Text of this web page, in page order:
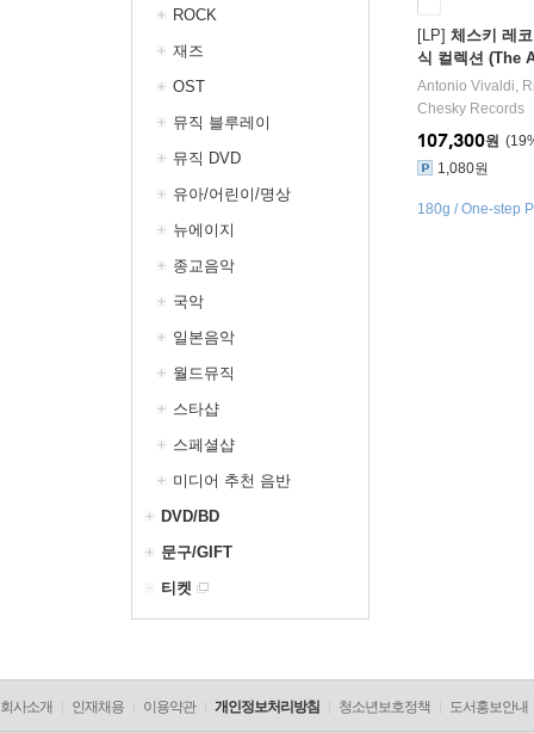
ROCK
재즈
OST
뮤직 블루레이
뮤직 DVD
유아/어린이/명상
뉴에이지
종교음악
국악
일본음악
월드뮤직
스타샵
스페셜샵
미디어 추천 음반
DVD/BD
문구/GIFT
티켓
[LP] 체스키 레
식 컬렉션 (The
al Collection)
Antonio Vivaldi,
Chesky Records
19
107,300원
1,080원
180g / One-step
회사소개 인재채용 이용약관 개인정보처리방침 청소년보호정책 도서홍보안내